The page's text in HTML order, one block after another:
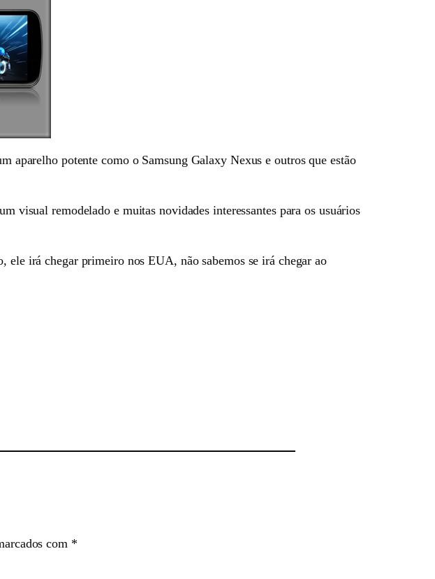
aparelho potente como o Samsung Galaxy Nexus e outros que estão
visual remodelado e muitas novidades interessantes para os usuários
irá chegar primeiro nos EUA, não sabemos se irá chegar ao
com *